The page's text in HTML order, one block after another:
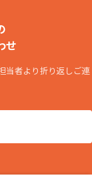
せ
当者より折り返しご連